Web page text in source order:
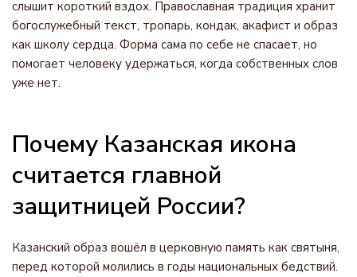
слышит короткий вздох. Православная традиция хранит
богослужебный текст, тропарь, кондак, акафист и образ
как школу сердца. Форма сама по себе не спасает, но
помогает человеку удержаться, когда собственных слов
уже нет.
Почему Казанская икона
считается главной
защитницей России?
Казанский образ вошёл в церковную память как святыня,
перед которой молились в годы национальных бедствий.